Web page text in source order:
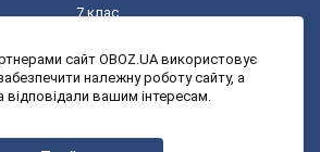
7 клас
9 клас
сайт OBOZ.UA використовує
належну роботу сайту, а
відповідали вашим інтересам.